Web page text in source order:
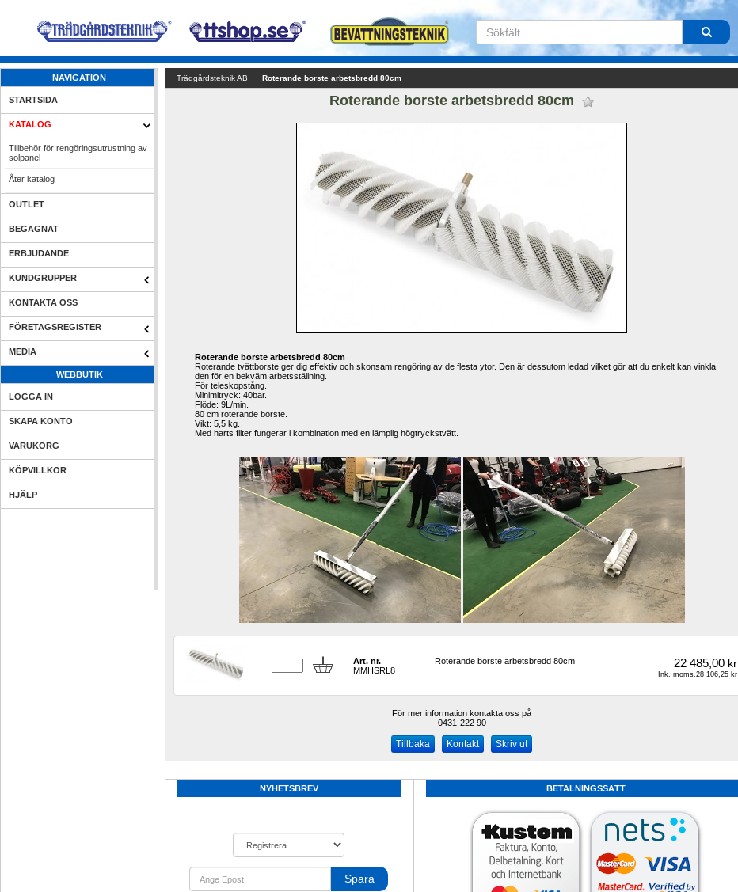
NAVIGATION
STARTSIDA
KATALOG
Tillbehör för rengöringsutrustning av
solpanel
Åter katalog
OUTLET
BEGAGNAT
ERBJUDANDE
KUNDGRUPPER
KONTAKTA OSS
FÖRETAGSREGISTER
MEDIA
WEBBUTIK
LOGGA IN
SKAPA KONTO
VARUKORG
KÖPVILLKOR
HJÄLP
Trädgårdsteknik AB Roterande borste arbetsbredd 80cm
Roterande borste arbetsbredd 80cm
Roterande borste arbetsbredd 80cm
Roterande tvättborste ger dig effektiv och skonsam rengöring av de flesta ytor. Den är dessutom ledad vilket gör att du enkelt kan vinkla
den för en bekväm arbetsställning.
För teleskopstång.
Minimitryck: 40bar.
Flöde: 9L/min.
80 cm roterande borste.
Vikt: 5,5 kg.
Med harts filter fungerar i kombination med en lämplig högtryckstvätt.
Art. nr.
MMHSRL8
Roterande borste arbetsbredd 80cm 22 485,00kr
Ink. moms.28 106,25 kr
För mer information kontakta oss på
0431-222 90
Kontakt Skriv ut
NYHETSBREV
Spara
BETALNINGSSÄTT